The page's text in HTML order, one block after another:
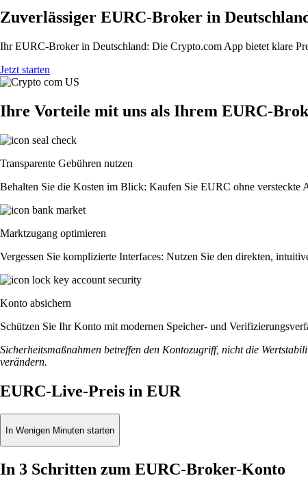
Zuverlässiger EURC-Broker in
Ihr EURC-Broker in Deutschland: Die Crypto.com App bietet klare
Jetzt starten
Ihre Vorteile mit uns als Ihrem EURC-
Transparente Gebühren nutzen
Behalten Sie die Kosten im Blick: Kaufen Sie EURC ohne versteckte
Marktzugang optimieren
Vergessen Sie komplizierte Interfaces: Nutzen Sie den direkten,
Konto absichern
Schützen Sie Ihr Konto mit modernen Speicher- und
Sicherheitsmaßnahmen betreffen den Kontozugriff, nicht die
verändern.
EURC-Live-Preis in EUR
In Wenigen Minuten starten
In 3 Schritten zum EURC-Broker-Konto